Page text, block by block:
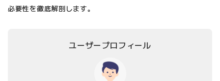
必要性を徹底解剖します。
ユーザープロフィール